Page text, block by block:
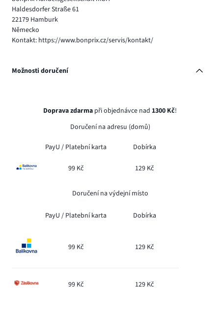
Haldesdorfer Straße 61
22179 Hamburk
Německo
Kontakt: https://www.bonprix.cz/servis/kontakt/
Možnosti doručení
Doprava zdarma při objednávce nad 1300 Kč!
Doručení na adresu (domů)
PayU / Platební karta Dobírka
99 Kč 129 Kč
Doručení na výdejní místo
PayU / Platební karta Dobírka
99 Kč 129 Kč
99 Kč 129 Kč